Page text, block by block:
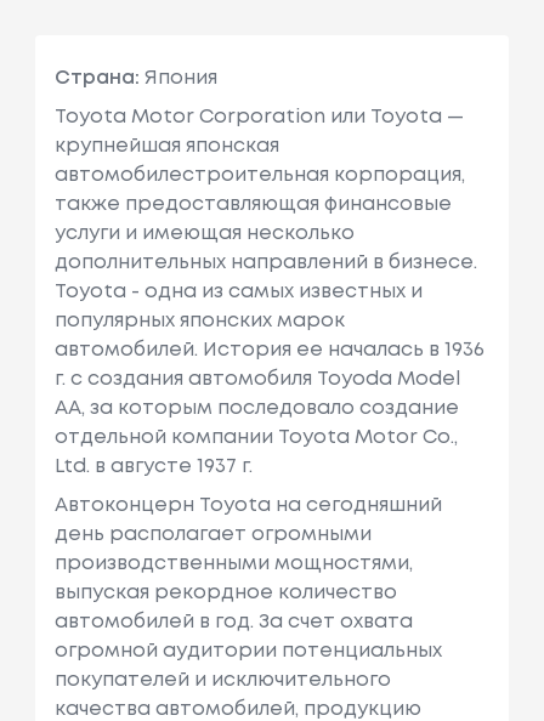
Страна: Япония
Toyota Motor Corporation или Toyota —
крупнейшая японская
автомобилестроительная корпорация,
также предоставляющая финансовые
услуги и имеющая несколько
дополнительных направлений в бизнесе.
Toyota - одна из самых известных и
популярных японских марок
автомобилей. История ее началась в 1936
г. с создания автомобиля Toyoda Model
AA, за которым последовало создание
отдельной компании Toyota Motor Co.,
Ltd. в августе 1937 г.
Автоконцерн Toyota на сегодняшний
день располагает огромными
производственными мощностями,
выпуская рекордное количество
автомобилей в год. За счет охвата
огромной аудитории потенциальных
покупателей и исключительного
качества автомобилей, продукцию